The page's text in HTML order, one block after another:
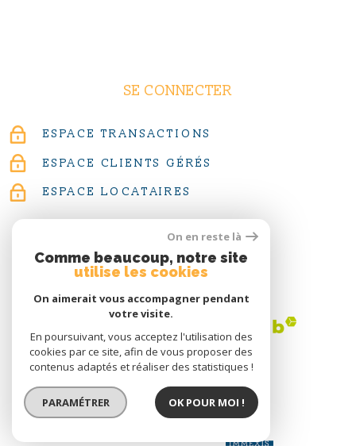
SE CONNECTER
ESPACE TRANSACTIONS
ESPACE CLIENTS GÉRÉS
ESPACE LOCATAIRES
ADHÉRENTS
On en reste là
Comme beaucoup, notre site
utilise les cookies
On aimerait vous accompagner pendant
votre visite.
En poursuivant, vous acceptez l'utilisation des
cookies par ce site, afin de vous proposer des
contenus adaptés et réaliser des statistiques !
PARAMÉTRER OK POUR MOI !